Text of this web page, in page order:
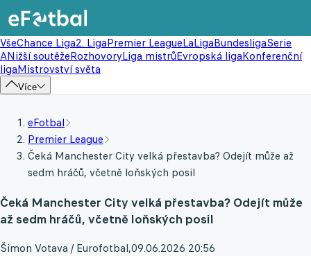
VšeChance Liga2. LigaPremier LeagueLaLigaBundesligaSerie
ANižší soutěžeRozhovoryLiga mistrůEvropská ligaKonferenční
ligaMistrovství světa
Více
eFotbal
Premier League
Čeká Manchester City velká přestavba? Odejít může až
sedm hráčů, včetně loňských posil
Čeká Manchester City velká přestavba? Odejít může
až sedm hráčů, včetně loňských posil
Šimon Votava / Eurofotbal,09.06.2026 20:56